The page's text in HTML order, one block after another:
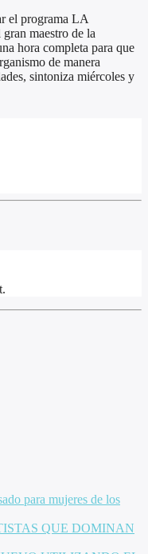
el programa LA
maestro de la
hora completa para que
de manera
sintoniza miércoles y
para mujeres de los
QUE DOMINAN